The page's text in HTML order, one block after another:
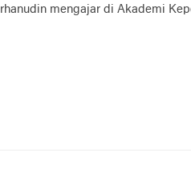
mengajar di Akademi